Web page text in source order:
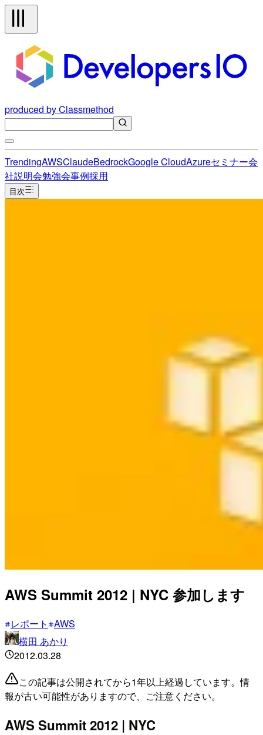
produced by Classmethod
TrendingAWSClaudeBedrockGoogle CloudAzureセミナー会
社説明会勉強会事例採用
目次
AWS Summit 2012 | NYC 参加します
レポート
AWS
横田 あかり
2012.03.28
この記事は公開されてから1年以上経過しています。情
報が古い可能性がありますので、ご注意ください。
AWS Summit 2012 | NYC